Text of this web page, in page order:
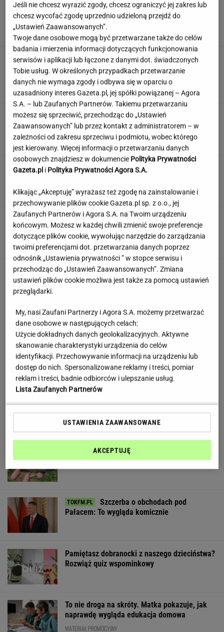
Nie dostała się do liceum mimo
świetnych wyników. Kuratorium wyjaśnia
KLAUDIA KIERZKOWSKA
Pracownicy branży IT śmieją się
przez łzy. Zwolnienia w łódzkiej siedzibie
wielkiej firmy
SUBSKRYPCJA
Urzędnicy pukają do domów. Chcą paragonów
MATERIAŁ PROMOCYJNY
Krytycy zmiażdżyli film o Melanii Trump za 40
Prezydent Czech na wakacjach w Polsce.
Wybrał się do smażalni ryb
Rekord padł w niewielkim stawie. Taki okaz
trafia się bardzo rzadko
Szczerba o obchodach pod
Pałacem: To wygląda komicznie
Pamiętasz dobranocki z naszego dzieciństwa?
Rozwiąż quiz wspominkowy
To nie droga na skróty. Matka pokazuje, jak
naprawdę wygląda edukacja domowa
MATERIAŁ PROMOCYJNY
Jeśli nie chcesz wyrazić zgody, chcesz ograniczyć jej zakres lub
chcesz wycofać zgodę uprzednio udzieloną przejdź do
„Ustawień Zaawansowanych”.
Twoje dane osobowe mogą być przetwarzane także do celów
badania i mierzenia informacji dotyczących funkcjonowania
serwisów i aplikacji lub łączone z danymi dot. świadczonych
Tobie usług. W określonych przypadkach przetwarzanie
danych nie wymaga zgody i odbywa się w oparciu o
uzasadniony interes Gazeta.pl, jej spółki powiązanej – Agora
S.A. – lub Zaufanych Partnerów. Takiemu przetwarzaniu
możesz się sprzeciwić, przechodząc do „Ustawień
Zaawansowanych” lub przez kontakt z administratorem – w
zależności od zakresu sprzeciwu i podmiotu, wobec którego
jest kierowany. Więcej informacji o przetwarzaniu danych
osobowych znajdziesz w dokumencie Polityka Prywatności
Gazeta.pl i Polityka Prywatności Agora S.A.
Klikając „Akceptuję” wyrażasz też zgodę na zainstalowanie i
przechowywanie plików cookie Gazeta.pl sp. z o.o., jej
Zaufanych Partnerów i Agora S.A. na Twoim urządzeniu
końcowym. Możesz w każdej chwili zmienić swoje preferencje
dotyczące plików cookie, wywołując narzędzie do zarządzania
twoimi preferencjami dot. przetwarzania danych poprzez
odnośnik „Ustawienia prywatności ” w stopce serwisu i
przechodząc do „Ustawień Zaawansowanych”. Zmiana
ustawień plików cookie możliwa jest także za pomocą ustawień
przeglądarki.
My, nasi Zaufani Partnerzy i Agora S.A. możemy przetwarzać
dane osobowe w następujących celach:
Użycie dokładnych danych geolokalizacyjnych. Aktywne
skanowanie charakterystyki urządzenia do celów
identyfikacji. Przechowywanie informacji na urządzeniu lub
dostęp do nich. Spersonalizowane reklamy i treści, pomiar
reklam i treści, badnie odbiorców i ulepszanie usług.
Lista Zaufanych Partnerów
USTAWIENIA ZAAWANSOWANE
AKCEPTUJĘ